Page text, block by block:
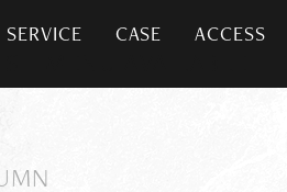
SERVICE CASE ACCESS